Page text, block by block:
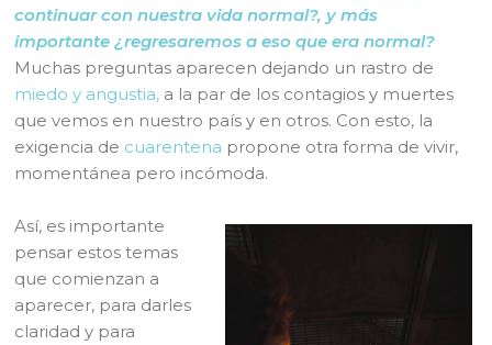
continuar con nuestra vida normal?, y más
importante ¿regresaremos a eso que era normal?
Muchas preguntas aparecen dejando un rastro de
miedo y angustia, a la par de los contagios y muertes
que vemos en nuestro país y en otros. Con esto, la
exigencia de cuarentena propone otra forma de vivir,
momentánea pero incómoda.
Así, es importante
pensar estos temas
que comienzan a
aparecer, para darles
claridad y para